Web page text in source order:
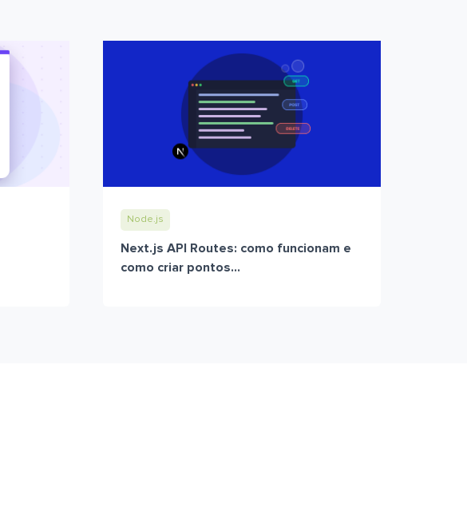
Node.js
Next.js API Routes: como funcionam e
como criar pontos...